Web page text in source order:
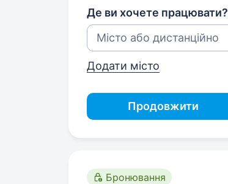
Де ви хочете працювати?
Додати місто
Продовжити
Бронювання